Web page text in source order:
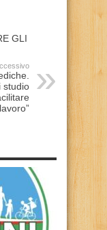
GLI
studio